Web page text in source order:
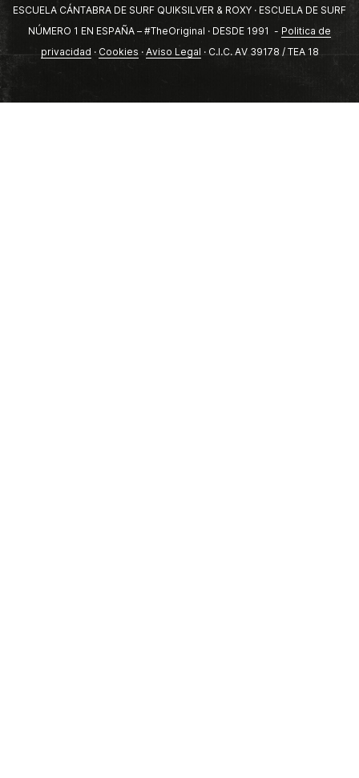
ESCUELA CÁNTABRA DE SURF QUIKSILVER & ROXY · ESCUELA DE SURF
NÚMERO 1 EN ESPAÑA – #TheOriginal · DESDE 1991 - Politica de
privacidad · Cookies · Aviso Legal · C.I.C. AV 39178 / TEA 18